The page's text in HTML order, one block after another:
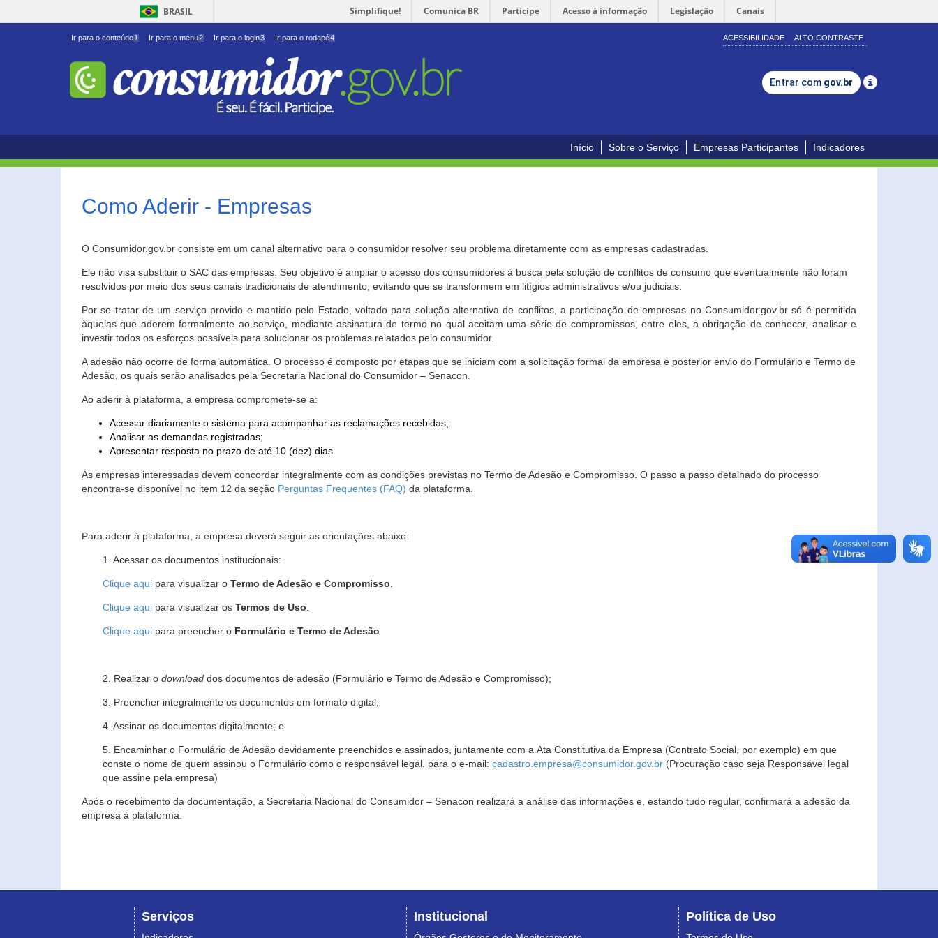
BRASIL Simplifique! Comunica BR Participe Acesso à informação Legislação Canais
Ir para o conteúdo1 Ir para o menu2 Ir para o login3 Ir para o rodapé4 ACESSIBILIDADE ALTO CONTRASTE
Entrar com gov.br
Início Sobre o Serviço Empresas Participantes Indicadores
Como Aderir - Empresas
O Consumidor.gov.br consiste em um canal alternativo para o consumidor resolver seu problema diretamente com as empresas cadastradas.
Ele não visa substituir o SAC das empresas. Seu objetivo é ampliar o acesso dos consumidores à busca pela solução de conflitos de consumo que eventualmente não foram
resolvidos por meio dos seus canais tradicionais de atendimento, evitando que se transformem em litígios administrativos e/ou judiciais.
Por se tratar de um serviço provido e mantido pelo Estado, voltado para solução alternativa de conflitos, a participação de empresas no Consumidor.gov.br só é permitida
àquelas que aderem formalmente ao serviço, mediante assinatura de termo no qual aceitam uma série de compromissos, entre eles, a obrigação de conhecer, analisar e
investir todos os esforços possíveis para solucionar os problemas relatados pelo consumidor.
A adesão não ocorre de forma automática. O processo é composto por etapas que se iniciam com a solicitação formal da empresa e posterior envio do Formulário e Termo de
Adesão, os quais serão analisados pela Secretaria Nacional do Consumidor – Senacon.
Ao aderir à plataforma, a empresa compromete-se a:
Acessar diariamente o sistema para acompanhar as reclamações recebidas;
Analisar as demandas registradas;
Apresentar resposta no prazo de até 10 (dez) dias.
As empresas interessadas devem concordar integralmente com as condições previstas no Termo de Adesão e Compromisso. O passo a passo detalhado do processo
encontra-se disponível no item 12 da seção Perguntas Frequentes (FAQ) da plataforma.
Para aderir à plataforma, a empresa deverá seguir as orientações abaixo:
1. Acessar os documentos institucionais:
Clique aqui para visualizar o Termo de Adesão e Compromisso
Clique aqui para visualizar os Termos de Uso
Clique aqui para preencher o Formulário e Termo de Adesão
2. Realizar o download dos documentos de adesão (Formulário e Termo de Adesão e Compromisso);
3. Preencher integralmente os documentos em formato digital;
4. Assinar os documentos digitalmente; e
5. Encaminhar o Formulário de Adesão devidamente preenchidos e assinados, juntamente com a Ata Constitutiva da Empresa (Contrato Social, por exemplo) em que
conste o nome de quem assinou o Formulário como o responsável legal. para o e-mail: cadastro.empresa@consumidor.gov.br (Procuração caso seja Responsável legal
que assine pela empresa)
Após o recebimento da documentação, a Secretaria Nacional do Consumidor – Senacon realizará a análise das informações e, estando tudo regular, confirmará a adesão da
empresa à plataforma.
Serviços Institucional Política de Uso